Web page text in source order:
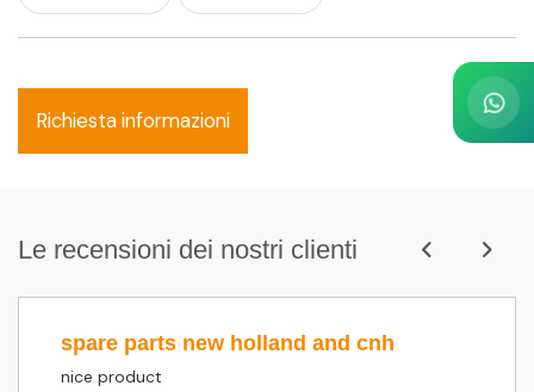
Richiesta informazioni
Le recensioni dei nostri clienti
spare parts new holland and cnh
nice product